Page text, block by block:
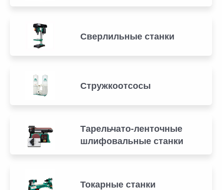
Сверлильные станки
Стружкоотсосы
Тарельчато-ленточные
шлифовальные станки
Токарные станки